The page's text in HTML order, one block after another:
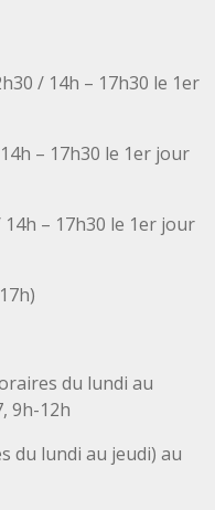
/ 14h – 17h30 le 1er
– 17h30 le 1er jour
14h – 17h30 le 1er jour
du lundi au
9h-12h
du lundi au jeudi) au